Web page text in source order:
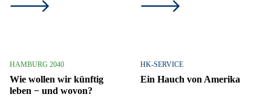
HAMBURG 2040
Wie wollen wir künftig
leben − und wovon?
HK-SERVICE
Ein Hauch von Amerika